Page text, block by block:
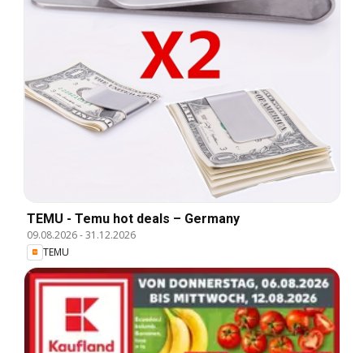
TEMU - Temu hot deals – Germany
09.08.2026-31.12.2026
TEMU